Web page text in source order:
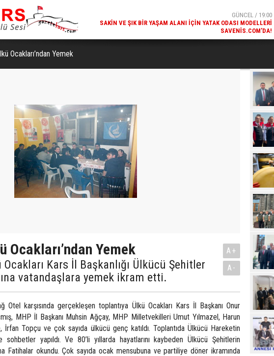
GÜNCEL / 18:38
KARS'IN TURIZM POTANSIYELI BAKÜ'DE TANITILDI
Ocakları’ndan Yemek
Ocakları’ndan Yemek
Ocakları Kars İl Başkanlığı Ülkücü Şehitler
vatandaşlara yemek ikram etti.
A+
A-
Otel karşısında gerçekleşen toplantıya Ülkü Ocakları Kars İl Başkanı Onur
MHP İl Başkanı Muhsin Ağçay, MHP Milletvekilleri Umut Yılmazel, Harun
İrfan Topçu ve çok sayıda ülkücü genç katıldı. Toplantıda Ülkücü Hareketin
sohbetler yapıldı. Ve 80’li yıllarda hayatlarını kaybeden Ülkücü Şehitlerin
Fatihalar okundu. Çok sayıda ocak mensubuna ve partiliye döner ikramında
Ziyaret